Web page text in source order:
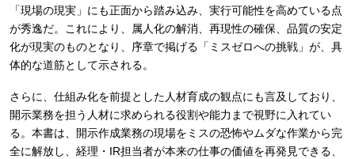
「現場の現実」にも正面から踏み込み、実行可能性を高めている点
が秀逸だ。これにより、属人化の解消、再現性の確保、品質の安定
化が現実のものとなり、序章で掲げる「ミスゼロへの挑戦」が、具
体的な道筋として示される。
さらに、仕組み化を前提とした人材育成の観点にも言及しており、
開示業務を担う人材に求められる役割や能力まで視野に入れてい
る。本書は、開示作成業務の現場をミスの恐怖やムダな作業から完
全に解放し、経理・IR担当者が本来の仕事の価値を再発見できる、